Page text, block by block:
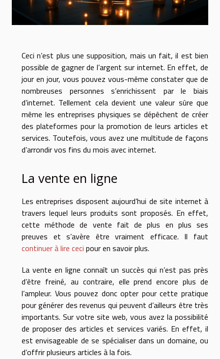
Ceci n’est plus une supposition, mais un fait, il est bien
possible de gagner de l’argent sur internet. En effet, de
jour en jour, vous pouvez vous-même constater que de
nombreuses personnes s’enrichissent par le biais
d’internet. Tellement cela devient une valeur sûre que
même les entreprises physiques se dépêchent de créer
des plateformes pour la promotion de leurs articles et
services. Toutefois, vous avez une multitude de façons
d’arrondir vos fins du mois avec internet.
La vente en ligne
Les entreprises disposent aujourd’hui de site internet à
travers lequel leurs produits sont proposés. En effet,
cette méthode de vente fait de plus en plus ses
preuves et s’avère être vraiment efficace. Il faut
continuer à lire ceci pour en savoir plus.
La vente en ligne connaît un succès qui n’est pas près
d’être freiné, au contraire, elle prend encore plus de
l’ampleur. Vous pouvez donc opter pour cette pratique
pour générer des revenus qui peuvent d’ailleurs être très
importants. Sur votre site web, vous avez la possibilité
de proposer des articles et services variés. En effet, il
est envisageable de se spécialiser dans un domaine, ou
d’offrir plusieurs articles à la fois.